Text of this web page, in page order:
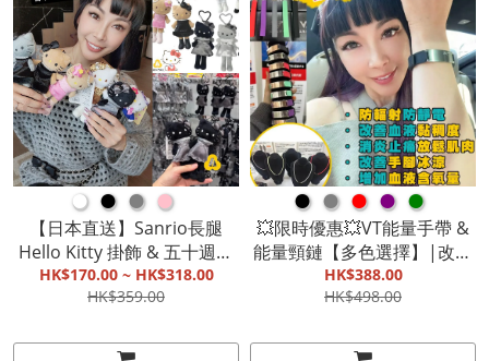
●●●●
【日本直送】Sanrio長腿
Hello Kitty 掛飾 & 五十週年
Hello Kitty黑白單色格紋系列
(多款選擇)|搶先預訂黑天
貨】
HK$170.00 ~ HK$318.00
HK$359.00
●●●●●
💥限時優惠💥VT能量手帶 &
能量頸鏈【多色選擇】|改善
血液黏稠度|防靜電、防輻
射|放鬆肌肉、消炎止痛|改
貨】
HK$388.00
HK$498.00